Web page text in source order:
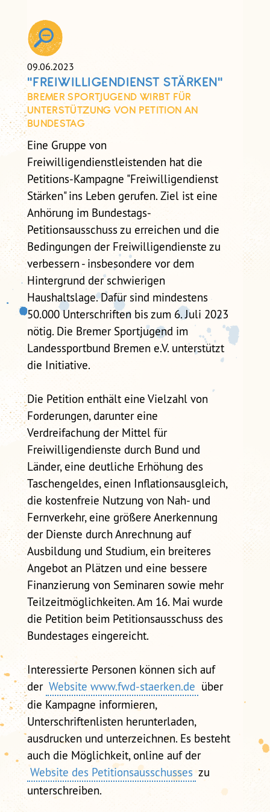
SELBSTCHECK PRÄVENTION
SEXUALISIERTER GEWALT IM
VEREIN
09.06.2023
"FREIWILLIGENDIENST STÄRKEN"
BREMER SPORTJUGEND WIRBT FÜR
UNTERSTÜTZUNG VON PETITION AN
BUNDESTAG
Eine Gruppe von
Freiwilligendienstleistenden hat die
Petitions-Kampagne "Freiwilligendienst
Stärken" ins Leben gerufen. Ziel ist eine
Anhörung im Bundestags-
Petitionsausschuss zu erreichen und die
Bedingungen der Freiwilligendienste zu
verbessern - insbesondere vor dem
Hintergrund der schwierigen
Haushaltslage. Dafür sind mindestens
50.000 Unterschriften bis zum 6. Juli 2023
nötig. Die Bremer Sportjugend im
Landessportbund Bremen e.V. unterstützt
die Initiative.
Die Petition enthält eine Vielzahl von
Forderungen, darunter eine
Verdreifachung der Mittel für
Freiwilligendienste durch Bund und
Länder, eine deutliche Erhöhung des
Taschengeldes, einen Inflationsausgleich,
die kostenfreie Nutzung von Nah- und
Fernverkehr, eine größere Anerkennung
der Dienste durch Anrechnung auf
Ausbildung und Studium, ein breiteres
Angebot an Plätzen und eine bessere
Finanzierung von Seminaren sowie mehr
Teilzeitmöglichkeiten. Am 16. Mai wurde
die Petition beim Petitionsausschuss des
Bundestages eingereicht.
Interessierte Personen können sich auf
der Website www.fwd-staerken.de über
die Kampagne informieren,
Unterschriftenlisten herunterladen,
ausdrucken und unterzeichnen. Es besteht
auch die Möglichkeit, online auf der
Website des Petitionsausschusses zu
unterschreiben.